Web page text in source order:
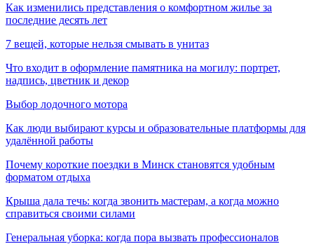
Как изменились представления о комфортном жилье за
последние десять лет
7 вещей, которые нельзя смывать в унитаз
Что входит в оформление памятника на могилу: портрет,
надпись, цветник и декор
Выбор лодочного мотора
Как люди выбирают курсы и образовательные платформы для
удалённой работы
Почему короткие поездки в Минск становятся удобным
форматом отдыха
Крыша дала течь: когда звонить мастерам, а когда можно
справиться своими силами
Генеральная уборка: когда пора вызвать профессионалов